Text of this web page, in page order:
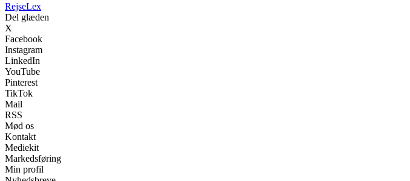
RejseLex
Del glæden
X
Facebook
Instagram
LinkedIn
YouTube
Pinterest
TikTok
Mail
RSS
Mød os
Kontakt
Mediekit
Markedsføring
Min profil